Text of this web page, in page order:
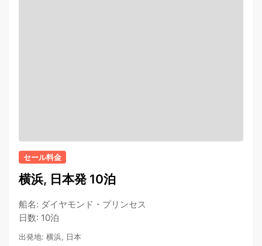
セール料金
横浜, 日本発 10泊
船名: ダイヤモンド・プリンセス
日数: 10泊
出発地: 横浜, 日本